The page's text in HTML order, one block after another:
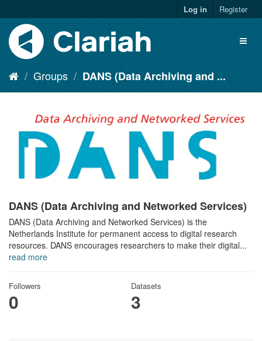
Log in Register
Groups DANS (Data Archiving and ...
DANS (Data Archiving and Networked Services)
DANS (Data Archiving and Networked Services) is the
Netherlands Institute for permanent access to digital research
resources. DANS encourages researchers to make their digital...
read more
Followers
0
Datasets
3